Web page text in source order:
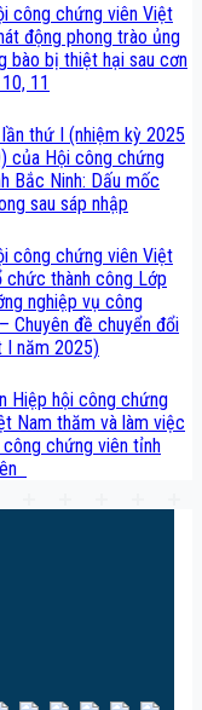
công chứng viên Việt
động phong trào ủng
bào bị thiệt hại sau cơn
11
thứ I (nhiệm kỳ 2025
của Hội công chứng
Bắc Ninh: Dấu mốc
sau sáp nhập
công chứng viên Việt
chức thành công Lớp
nghiệp vụ công
Chuyên đề chuyển đổi
I năm 2025)
Hiệp hội công chứng
Nam thăm và làm việc
chứng viên tỉnh